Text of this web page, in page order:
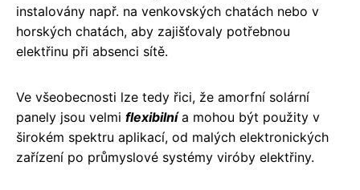
instalovány např. na venkovských chatách nebo v
horských chatách, aby zajišťovaly potřebnou
elektřinu při absenci sítě.
Ve všeobecnosti lze tedy řici, že amorfní solární
panely jsou velmi flexibilnía mohou být použity v
širokém spektru aplikací, od malých elektronických
zařízení po průmyslové systémy viróby elektřiny.